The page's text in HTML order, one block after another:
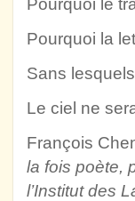
Pourquoi la
Sans
Le ciel ne
François
la fois poète,
l’Institut des